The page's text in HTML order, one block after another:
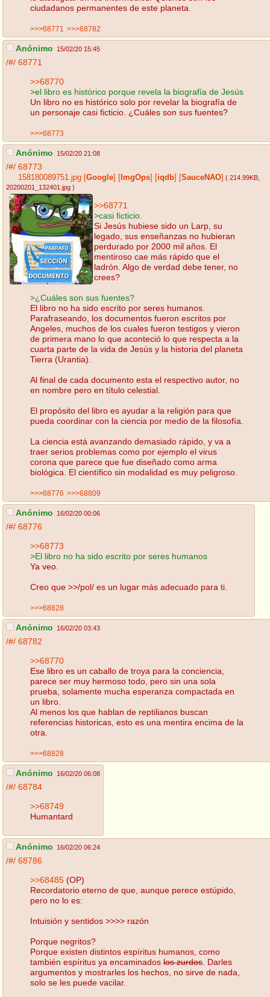
ciudadanos permanentes de este planeta.
>>>68771 >>>68782
Anónimo 15/02/20 15:45
/#/ 68771
>>68770
>el libro es histórico porque revela la biografía de Jesús
Un libro no es histórico solo por revelar la biografía de
un personaje casi ficticio. ¿Cuáles son sus fuentes?
>>>68773
Anónimo 15/02/20 21:08
/#/ 68773
158180089751.jpg Google ImgOps iqdb SauceNAO ( 214.99KB
20200201_132401.jpg )
>>68771
>casi ficticio.
Si Jesús hubiese sido un Larp, su
legado, sus enseñanzas no hubieran
perdurado por 2000 mil años. El
mentiroso cae más rápido que el
ladrón. Algo de verdad debe tener, no
crees?
>¿Cuáles son sus fuentes?
El libro no ha sido escrito por seres humanos.
Parafraseando, los documentos fueron escritos por
Angeles, muchos de los cuales fueron testigos y vieron
de primera mano lo que aconteció lo que respecta a la
cuarta parte de la vida de Jesús y la historia del planeta
Tierra (Urantia).
Al final de cada documento esta el respectivo autor, no
en nombre pero en título celestial.
El propósito del libro es ayudar a la religión para que
pueda coordinar con la ciencia por medio de la filosofía.
La ciencia está avanzando demasiado rápido, y va a
traer serios problemas como por ejemplo el virus
corona que parece que fue diseñado como arma
biológica. El científico sin modalidad es muy peligroso.
>>>68776 >>>68809
Anónimo 16/02/20 00:06
/#/ 68776
>>68773
>El libro no ha sido escrito por seres humanos
Ya veo.
Creo que >>/pol/ es un lugar más adecuado para ti.
>>>68828
Anónimo 16/02/20 03:43
/#/ 68782
>>68770
Ese libro es un caballo de troya para la conciencia,
parece ser muy hermoso todo, pero sin una sola
prueba, solamente mucha esperanza compactada en
un libro.
Al menos los que hablan de reptilianos buscan
referencias historicas, esto es una mentira encima de la
otra.
>>>68828
Anónimo 16/02/20 06:08
/#/ 68784
>>68749
Humantard
Anónimo 16/02/20 06:24
/#/ 68786
>>68485 (OP)
Recordatorio eterno de que, aunque perece estúpido,
pero no lo es:
Intuisión y sentidos >>>> razón
Porque negritos?
Porque existen distintos espíritus humanos, como
también espíritus ya encaminados los zurdos . Darles
argumentos y mostrarles los hechos, no sirve de nada,
solo se les puede vacilar.